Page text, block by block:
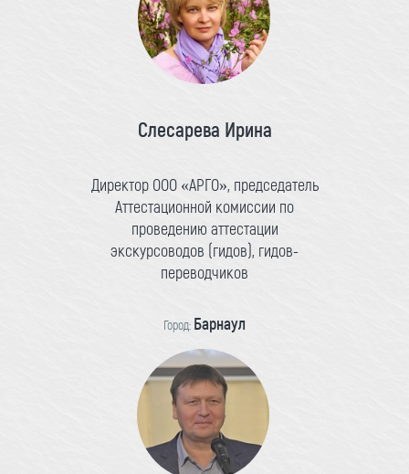
Слесарева Ирина
Директор ООО «АРГО», председатель
Аттестационной комиссии по
проведению аттестации
экскурсоводов (гидов), гидов-
переводчиков
Город: Барнаул